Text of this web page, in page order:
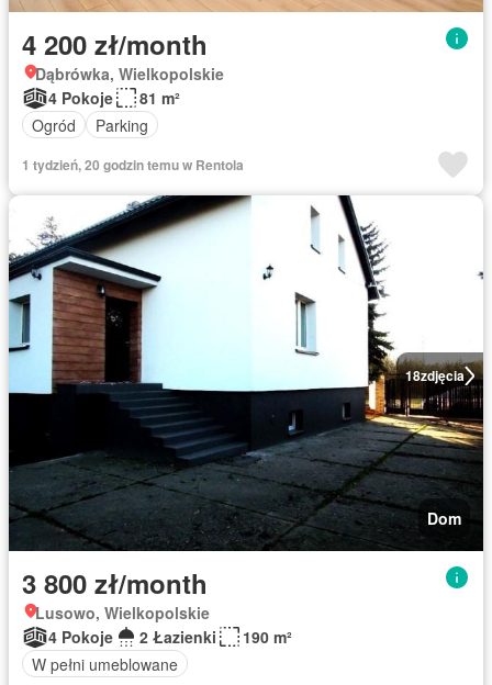
4 200 zł/month
Dąbrówka, Wielkopolskie
4 Pokoje
81 m²
Ogród
Parking
1 tydzień, 20 godzin temu w Rentola
18zdjęcia
Dom
3 800 zł/month
Lusowo, Wielkopolskie
4 Pokoje
2 Łazienki
190 m²
W pełni umeblowane